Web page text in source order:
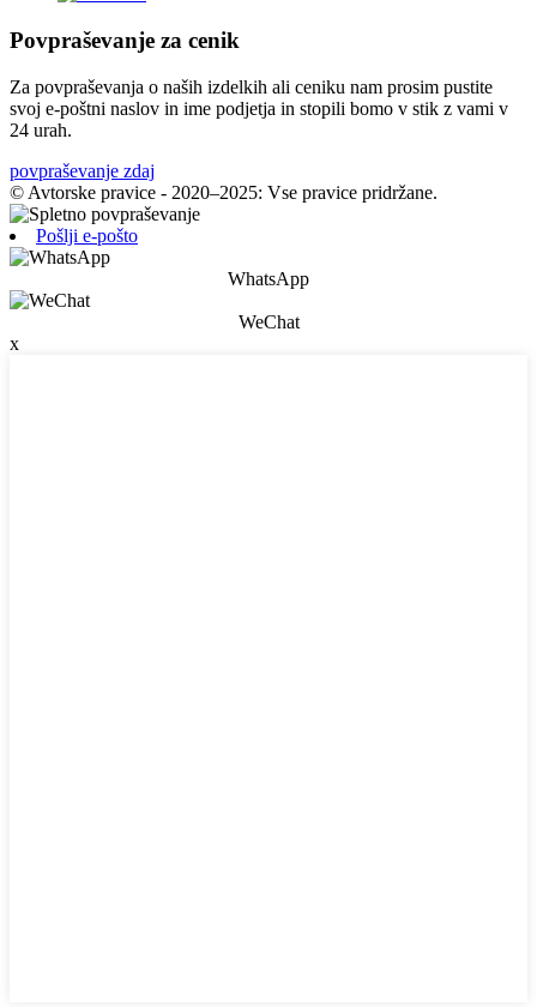
Povpraševanje za cenik
Za povpraševanja o naših izdelkih ali ceniku nam prosim pustite
svoj e-poštni naslov in ime podjetja in stopili bomo v stik z vami v
24 urah.
povpraševanje zdaj
© Avtorske pravice - 2020–2025: Vse pravice pridržane.
Pošlji e-pošto
WhatsApp
WeChat
x